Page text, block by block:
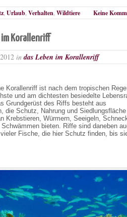
Urlaub Verhalten Wildtiere Keine
im Korallenriff
indas Leben im Korallenriff
Korallenriff ist nach dem tropischen
und am dichtesten besiedelte
Grundgerüst des Riffs besteht aus
die Schutz, Nahrung und
Krebstieren, Würmern, Seeigeln,
bieten. Riffe sind daneben
Fische, die hier Schutz finden, bis